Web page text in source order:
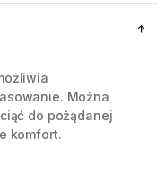
Można
do pożądanej
komfort.